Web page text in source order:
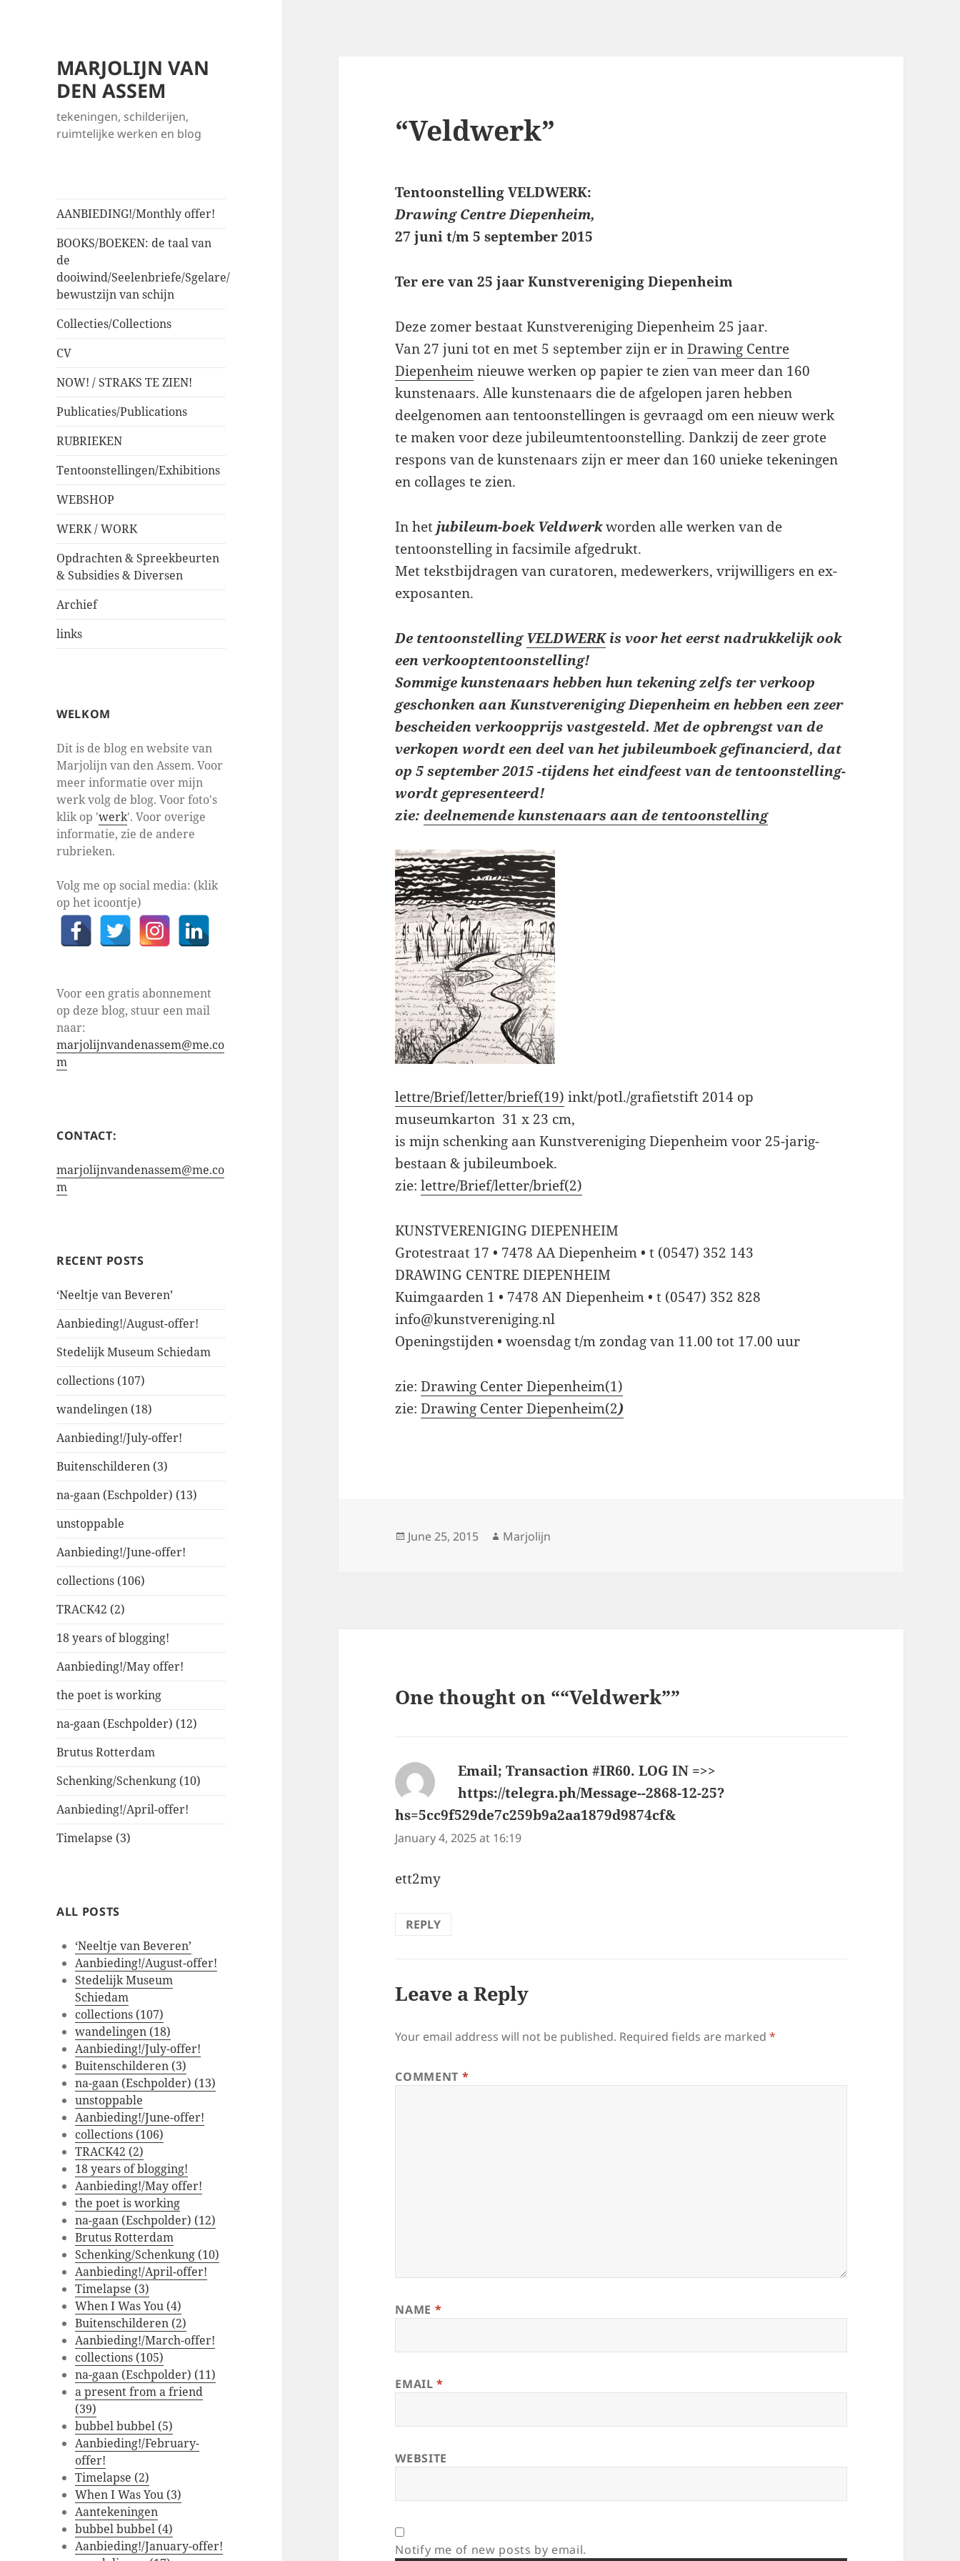
MARJOLIJN VAN
DEN ASSEM
tekeningen, schilderijen,
ruimtelijke werken en blog
AANBIEDING!/Monthly offer!
BOOKS/BOEKEN: de taal van
de
dooiwind/Seelenbriefe/Sgelare/
bewustzijn van schijn
Collecties/Collections
CV
NOW! / STRAKS TE ZIEN!
Publicaties/Publications
RUBRIEKEN
Tentoonstellingen/Exhibitions
WEBSHOP
WERK / WORK
Opdrachten & Spreekbeurten
& Subsidies & Diversen
Archief
links
WELKOM
Dit is de blog en website van
Marjolijn van den Assem. Voor
meer informatie over mijn
werk volg de blog. Voor foto's
klik op 'werk'. Voor overige
informatie, zie de andere
rubrieken.
Volg me op social media: (klik
op het icoontje)
Voor een gratis abonnement
op deze blog, stuur een mail
naar:
marjolijnvandenassem@me.co
m
CONTACT:
marjolijnvandenassem@me.co
m
RECENT POSTS
‘Neeltje van Beveren’
Aanbieding!/August-offer!
Stedelijk Museum Schiedam
collections (107)
wandelingen (18)
Aanbieding!/July-offer!
Buitenschilderen (3)
na-gaan (Eschpolder) (13)
unstoppable
Aanbieding!/June-offer!
collections (106)
TRACK42 (2)
18 years of blogging!
Aanbieding!/May offer!
the poet is working
na-gaan (Eschpolder) (12)
Brutus Rotterdam
Schenking/Schenkung (10)
Aanbieding!/April-offer!
Timelapse (3)
ALL POSTS
‘Neeltje van Beveren’
Aanbieding!/August-offer!
Stedelijk Museum
Schiedam
collections (107)
wandelingen (18)
Aanbieding!/July-offer!
Buitenschilderen (3)
na-gaan (Eschpolder) (13)
unstoppable
Aanbieding!/June-offer!
collections (106)
TRACK42 (2)
18 years of blogging!
Aanbieding!/May offer!
the poet is working
na-gaan (Eschpolder) (12)
Brutus Rotterdam
Schenking/Schenkung (10)
Aanbieding!/April-offer!
Timelapse (3)
When I Was You (4)
Buitenschilderen (2)
Aanbieding!/March-offer!
collections (105)
na-gaan (Eschpolder) (11)
a present from a friend
(39)
bubbel bubbel (5)
Aanbieding!/February-
offer!
Timelapse (2)
When I Was You (3)
Aantekeningen
bubbel bubbel (4)
Aanbieding!/January-offer!
“Veldwerk”
Tentoonstelling VELDWERK:
Drawing Centre Diepenheim,
27 juni t/m 5 september 2015
Ter ere van 25 jaar Kunstvereniging Diepenheim
Deze zomer bestaat Kunstvereniging Diepenheim 25 jaar.
Van 27 juni tot en met 5 september zijn er inDrawing Centre
Diepenheimnieuwe werken op papier te zien van meer dan 160
kunstenaars. Alle kunstenaars die de afgelopen jaren hebben
deelgenomen aan tentoonstellingen is gevraagd om een nieuw werk
te maken voor deze jubileumtentoonstelling. Dankzij de zeer grote
respons van de kunstenaars zijn er meer dan 160 unieke tekeningen
en collages te zien.
In hetjubileum-boek Veldwerkworden alle werken van de
tentoonstelling in facsimile afgedrukt.
Met tekstbijdragen van curatoren, medewerkers, vrijwilligers en ex-
exposanten.
De tentoonstellingVELDWERK is voor het eerst nadrukkelijk ook
een verkooptentoonstelling!
Sommige kunstenaars hebben hun tekening zelfs ter verkoop
geschonken aan Kunstvereniging Diepenheim en hebben een zeer
bescheiden verkoopprijs vastgesteld. Met de opbrengst van de
verkopen wordt een deel van het jubileumboek gefinancierd, dat
op 5 september 2015 -tijdens het eindfeest van de tentoonstelling-
wordt gepresenteerd!
zie:deelnemende kunstenaars aan de tentoonstelling
lettre/Brief/letter/brief(19) inkt/potl./grafietstift 2014 op
museumkarton 31 x 23 cm,
is mijn schenking aan Kunstvereniging Diepenheim voor 25-jarig-
bestaan & jubileumboek.
zie:lettre/Brief/letter/brief(2)
KUNSTVERENIGING DIEPENHEIM
Grotestraat 17 • 7478 AA Diepenheim • t (0547) 352 143
DRAWING CENTRE DIEPENHEIM
Kuimgaarden 1 • 7478 AN Diepenheim • t (0547) 352 828
info@kunstvereniging.nl
Openingstijden • woensdag t/m zondag van 11.00 tot 17.00 uur
zie:Drawing Center Diepenheim(1)
zie:Drawing Center Diepenheim(2)
Posted
June 25, 2015 Author
Marjolijn
One thought on ““Veldwerk””
Email; Transaction #IR60. LOG IN =>>
https://telegra.ph/Message--2868-12-25?
hs=5cc9f529de7c259b9a2aa1879d9874cf&
January 4, 2025 at 16:19
ett2my
REPLY
Leave a Reply
Your email address will not be published. Required fields are marked*
COMMENT *
NAME *
EMAIL*
WEBSITE
Notify me of new posts by email.